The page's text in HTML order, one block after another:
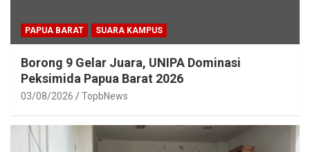
PAPUA BARAT SUARA KAMPUS
Borong 9 Gelar Juara, UNIPA Dominasi
Peksimida Papua Barat 2026
03/08/2026 TopbNews